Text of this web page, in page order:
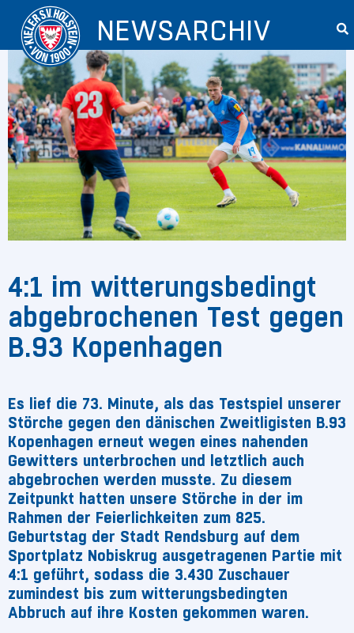
NEWSARCHIV
4:1 im witterungsbedingt
abgebrochenen Test gegen
B.93 Kopenhagen
Es lief die 73. Minute, als das Testspiel unserer
Störche gegen den dänischen Zweitligisten B.93
Kopenhagen erneut wegen eines nahenden
Gewitters unterbrochen und letztlich auch
abgebrochen werden musste. Zu diesem
Zeitpunkt hatten unsere Störche in der im
Rahmen der Feierlichkeiten zum 825.
Geburtstag der Stadt Rendsburg auf dem
Sportplatz Nobiskrug ausgetragenen Partie mit
4:1 geführt, sodass die 3.430 Zuschauer
zumindest bis zum witterungsbedingten
Abbruch auf ihre Kosten gekommen waren.